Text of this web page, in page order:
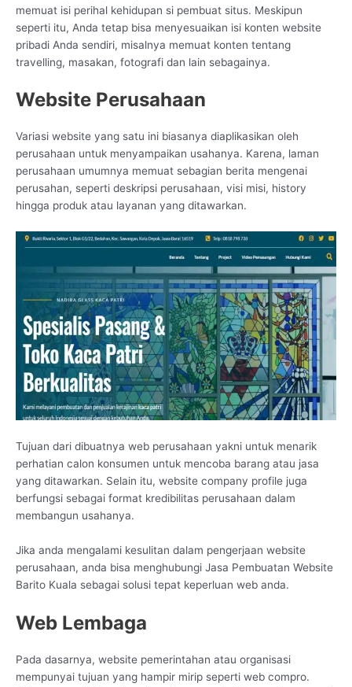
memuat isi perihal kehidupan si pembuat situs. Meskipun
seperti itu, Anda tetap bisa menyesuaikan isi konten website
pribadi Anda sendiri, misalnya memuat konten tentang
travelling, masakan, fotografi dan lain sebagainya.
Website Perusahaan
Variasi website yang satu ini biasanya diaplikasikan oleh
perusahaan untuk menyampaikan usahanya. Karena, laman
perusahaan umumnya memuat sebagian berita mengenai
perusahan, seperti deskripsi perusahaan, visi misi, history
hingga produk atau layanan yang ditawarkan.
Tujuan dari dibuatnya web perusahaan yakni untuk menarik
perhatian calon konsumen untuk mencoba barang atau jasa
yang ditawarkan. Selain itu, website company profile juga
berfungsi sebagai format kredibilitas perusahaan dalam
membangun usahanya.
Jika anda mengalami kesulitan dalam pengerjaan website
perusahaan, anda bisa menghubungi Jasa Pembuatan Website
Barito Kuala sebagai solusi tepat keperluan web anda.
Web Lembaga
Pada dasarnya, website pemerintahan atau organisasi
mempunyai tujuan yang hampir mirip seperti web compro.